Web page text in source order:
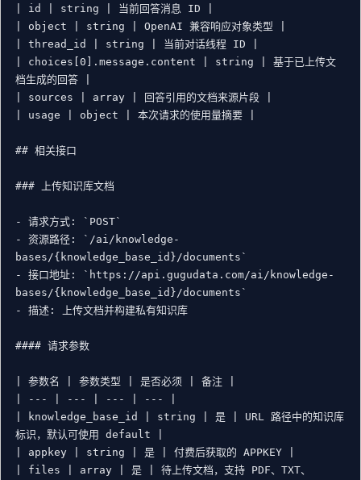
| id | string | 当前回答消息 ID |
| object | string | OpenAI 兼容响应对象类型 |
| thread_id | string | 当前对话线程 ID |
| choices[0].message.content | string | 基于已上传文
档生成的回答 |
| sources | array | 回答引用的文档来源片段 |
| usage | object | 本次请求的使用量摘要 |
## 相关接口
### 上传知识库文档
- 请求方式: `POST`
- 资源路径: `/ai/knowledge-
bases/{knowledge_base_id}/documents`
- 接口地址: `https://api.gugudata.com/ai/knowledge-
bases/{knowledge_base_id}/documents`
- 描述: 上传文档并构建私有知识库
#### 请求参数
| 参数名 | 参数类型 | 是否必须 | 备注 |
| --- | --- | --- | --- |
| knowledge_base_id | string | 是 | URL 路径中的知识库
标识，默认可使用 default |
| appkey | string | 是 | 付费后获取的 APPKEY |
| files | array | 是 | 待上传文档，支持 PDF、TXT、